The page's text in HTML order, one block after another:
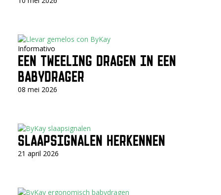
Informativo
EEN TWEELING DRAGEN IN EEN
BABYDRAGER
08 mei 2026
SLAAPSIGNALEN HERKENNEN
21 april 2026